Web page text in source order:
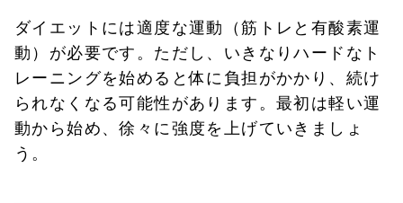
ダイエットには適度な運動（筋トレと有酸素運
動）が必要です。ただし、いきなりハードなト
レーニングを始めると体に負担がかかり、続け
られなくなる可能性があります。最初は軽い運
動から始め、徐々に強度を上げていきましょ
う。